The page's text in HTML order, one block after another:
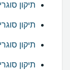
תיקון
תיקון
תיקון
תיקון